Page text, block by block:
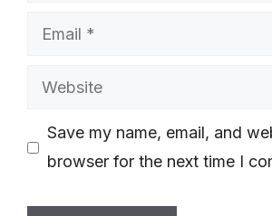
Email
Website
Save my name, email, and
browser for the next time I